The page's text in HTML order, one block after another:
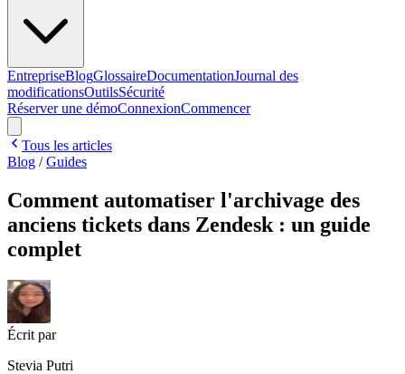
EntrepriseBlogGlossaireDocumentationJournal des
modificationsOutilsSécurité
Réserver une démoConnexionCommencer
Tous les articles
Blog /Guides
Comment automatiser l'archivage des
anciens tickets dans Zendesk : un guide
complet
Écrit par
Stevia Putri